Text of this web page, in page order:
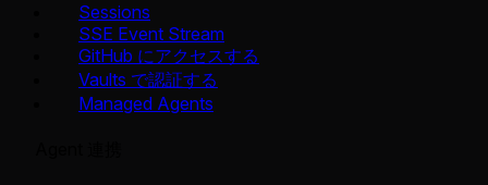
Sessions
SSE Event Stream
GitHub にアクセスする
Vaults で認証する
Managed Agents